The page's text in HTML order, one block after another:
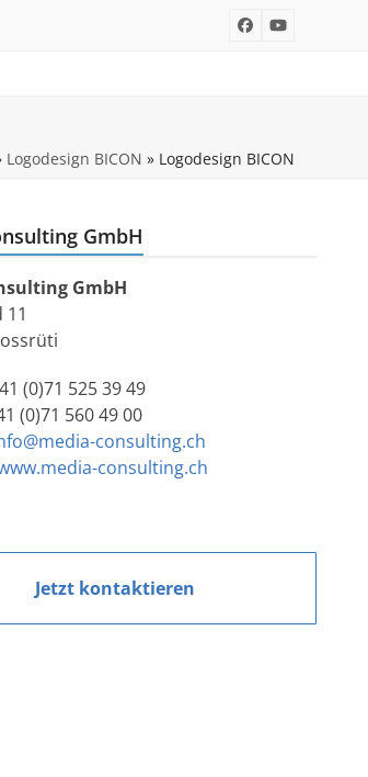
FacebookYouTube
Logodesign BICON » Logodesign BICON
GmbH
GmbH
11
(0)71 525 39 49
560 49 00
consulting.ch
consulting.ch
Jetzt kontaktieren